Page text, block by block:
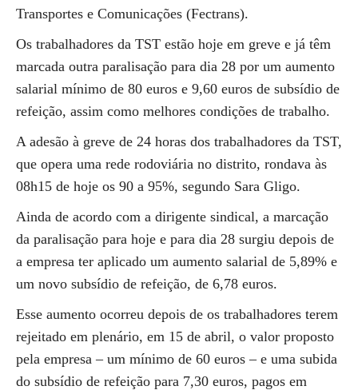
Transportes e Comunicações (Fectrans).
Os trabalhadores da TST estão hoje em greve e já têm
marcada outra paralisação para dia 28 por um aumento
salarial mínimo de 80 euros e 9,60 euros de subsídio de
refeição, assim como melhores condições de trabalho.
A adesão à greve de 24 horas dos trabalhadores da TST,
que opera uma rede rodoviária no distrito, rondava às
08h15 de hoje os 90 a 95%, segundo Sara Gligo.
Ainda de acordo com a dirigente sindical, a marcação
da paralisação para hoje e para dia 28 surgiu depois de
a empresa ter aplicado um aumento salarial de 5,89% e
um novo subsídio de refeição, de 6,78 euros.
Esse aumento ocorreu depois de os trabalhadores terem
rejeitado em plenário, em 15 de abril, o valor proposto
pela empresa – um mínimo de 60 euros – e uma subida
do subsídio de refeição para 7,30 euros, pagos em